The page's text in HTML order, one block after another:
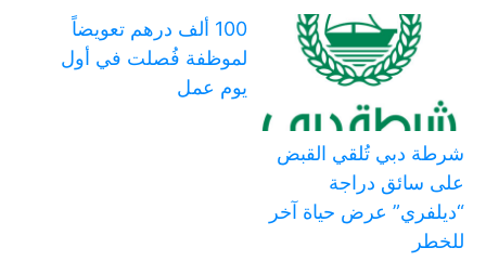
شرطة دبي تُلقي القبض
على سائق دراجة
“ديلفري” عرض حياة آخر
للخطر
100 ألف درهم تعويضاً
لموظفة فُصلت في أول
يوم عمل